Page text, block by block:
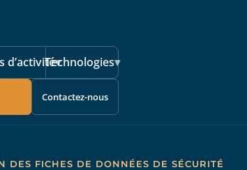
d’activité▾
Technologies▾
Contactez-nous
DES FICHES DE DONNÉES DE SÉCURITÉ